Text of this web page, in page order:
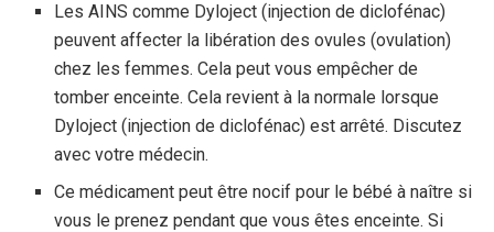
Les AINS comme Dyloject (injection de diclofénac)
peuvent affecter la libération des ovules (ovulation)
chez les femmes. Cela peut vous empêcher de
tomber enceinte. Cela revient à la normale lorsque
Dyloject (injection de diclofénac) est arrêté. Discutez
avec votre médecin.
Ce médicament peut être nocif pour le bébé à naître si
vous le prenez pendant que vous êtes enceinte. Si